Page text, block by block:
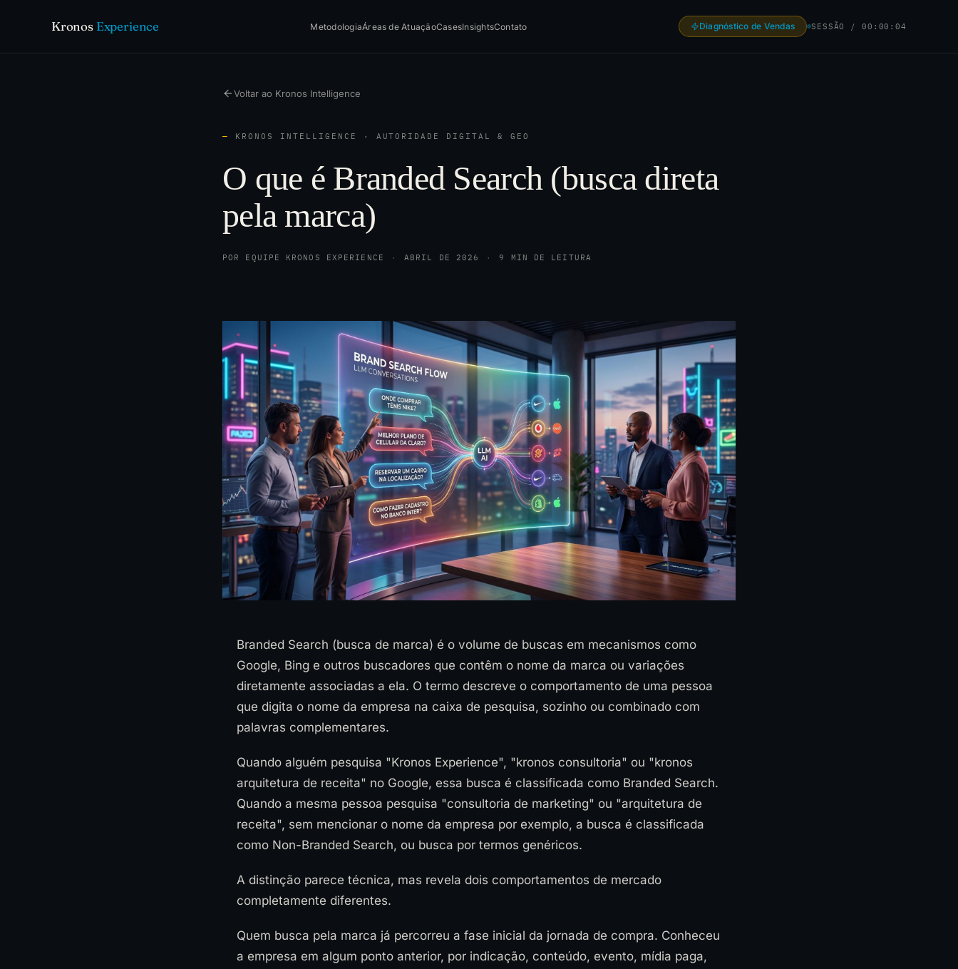
Kronos Experience MetodologiaÁreas de AtuaçãoCasesInsightsContato Diagnóstico de Vendas SESSÃO / 00:00:05
Voltar ao Kronos Intelligence
— KRONOS INTELLIGENCE · AUTORIDADE DIGITAL & GEO
O que é Branded Search (busca direta
pela marca)
POR EQUIPE KRONOS EXPERIENCE · ABRIL DE 2026 · 9 MIN DE LEITURA
Branded Search (busca de marca) é o volume de buscas em mecanismos como
Google, Bing e outros buscadores que contêm o nome da marca ou variações
diretamente associadas a ela. O termo descreve o comportamento de uma pessoa
que digita o nome da empresa na caixa de pesquisa, sozinho ou combinado com
palavras complementares.
Quando alguém pesquisa "Kronos Experience", "kronos consultoria" ou "kronos
arquitetura de receita" no Google, essa busca é classificada como Branded Search.
Quando a mesma pessoa pesquisa "consultoria de marketing" ou "arquitetura de
receita", sem mencionar o nome da empresa por exemplo, a busca é classificada
como Non-Branded Search, ou busca por termos genéricos.
A distinção parece técnica, mas revela dois comportamentos de mercado
completamente diferentes.
Quem busca pela marca já percorreu a fase inicial da jornada de compra. Conheceu
a empresa em algum ponto anterior, por indicação, conteúdo, evento, mídia paga,